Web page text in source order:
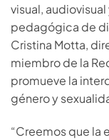
visual,
pedagógica de
Cristina Motta,
miembro de la
promueve la
género y
“Creemos que la